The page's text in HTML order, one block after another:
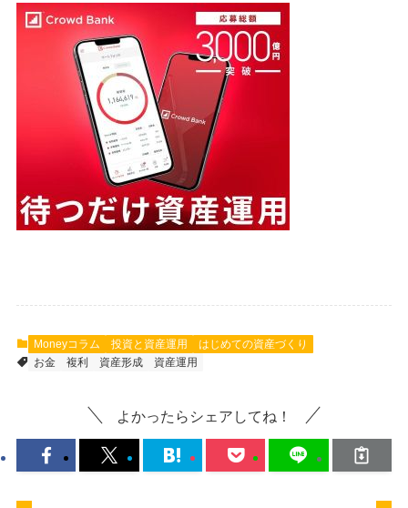
Moneyコラム 投資と資産運用
はじめての資産づくり
お金
複利 資産形成 資産運用
よかったらシェアしてね！